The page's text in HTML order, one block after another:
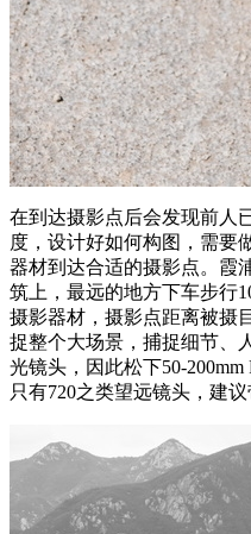
在到达摄影点后会发现前人
度，设计好如何构图，需要
器材到达合适的摄影点。霞
筑上，最远的地方下车步行
摄影器材，摄影点距离被摄
捉整个大场景，捕捉细节、
光镜头，因此松下50-
只有720之类望远镜头，建